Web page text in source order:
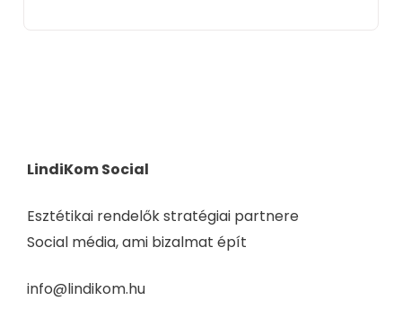
LindiKom Social
Esztétikai rendelők stratégiai partnere
Social média, ami bizalmat épít
info@lindikom.hu